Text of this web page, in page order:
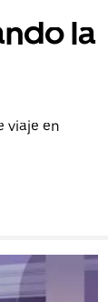
la
viaje en